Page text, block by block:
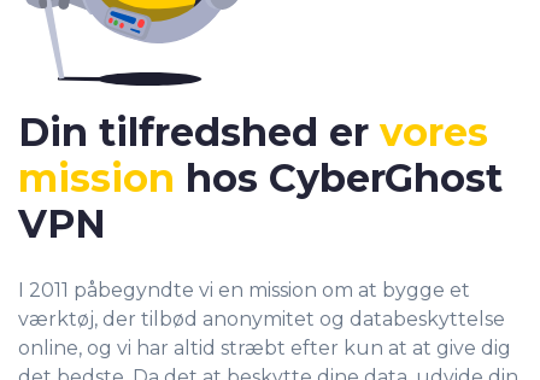
Din tilfredshed er vores
mission hos CyberGhost
VPN
I 2011 påbegyndte vi en mission om at bygge et
værktøj, der tilbød anonymitet og databeskyttelse
online, og vi har altid stræbt efter kun at at give dig